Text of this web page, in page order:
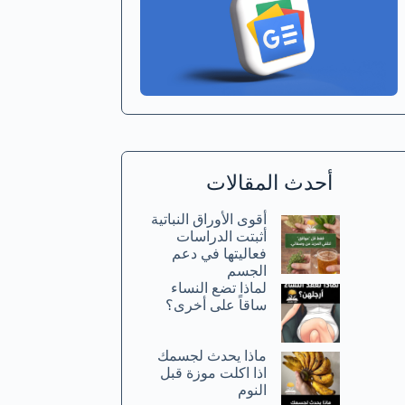
أحدث المقالات
أقوى الأوراق النباتية
أثبتت الدراسات
فعاليتها في دعم
الجسم
لماذا تضع النساء
ساقاً على أخرى؟
ماذا يحدث لجسمك
اذا اكلت موزة قبل
النوم